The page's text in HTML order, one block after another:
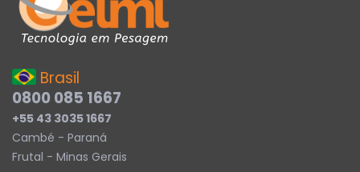
Brasil
0800 085 1667
+55 43 3035 1667
Cambé - Paraná
Frutal - Minas Gerais